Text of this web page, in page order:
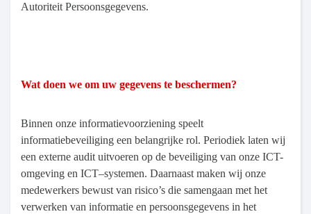
Autoriteit Persoonsgegevens.
Wat doen we om uw gegevens te beschermen?
Binnen onze informatievoorziening speelt
informatiebeveiliging een belangrijke rol. Periodiek laten wij
een externe audit uitvoeren op de beveiliging van onze ICT-
omgeving en ICT–systemen. Daarnaast maken wij onze
medewerkers bewust van risico’s die samengaan met het
verwerken van informatie en persoonsgegevens in het